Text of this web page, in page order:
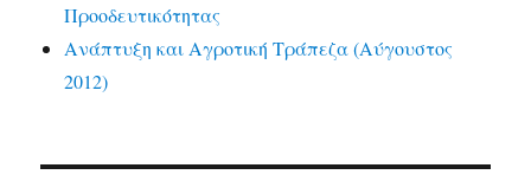
Προοδευτικότητας
Ανάπτυξη και Αγροτική Τράπεζα (Αύγουστος
2012)